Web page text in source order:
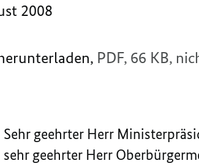
2008
PDF, 66 KB,
Sehr geehrter Herr
sehr geehrter Herr